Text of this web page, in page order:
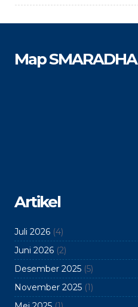
Map SMARADHA
Artikel
Juli 2026 (4)
Juni 2026 (2)
Desember 2025 (5)
November 2025 (1)